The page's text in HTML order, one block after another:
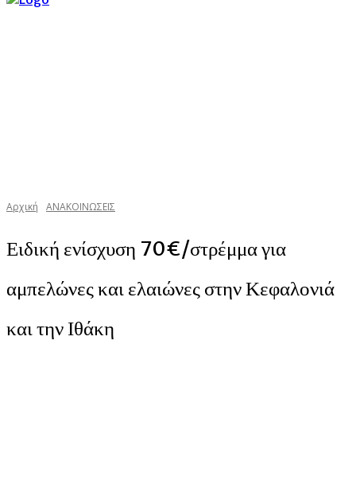
Αρχική ΑΝΑΚΟΙΝΩΣΕΙΣ
Ειδική ενίσχυση 70€/στρέμμα για
αμπελώνες και ελαιώνες στην Κεφαλονιά
και την Ιθάκη